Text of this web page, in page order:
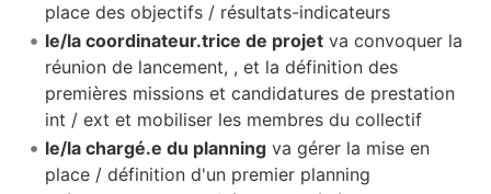
place des objectifs / résultats-indicateurs
le/la coordinateur.trice de projetva convoquer la
réunion de lancement, , et la définition des
premières missions et candidatures de prestation
int / ext et mobiliser les membres du collectif
le/la chargé.e du planningva gérer la mise en
place / définition d'un premier planning